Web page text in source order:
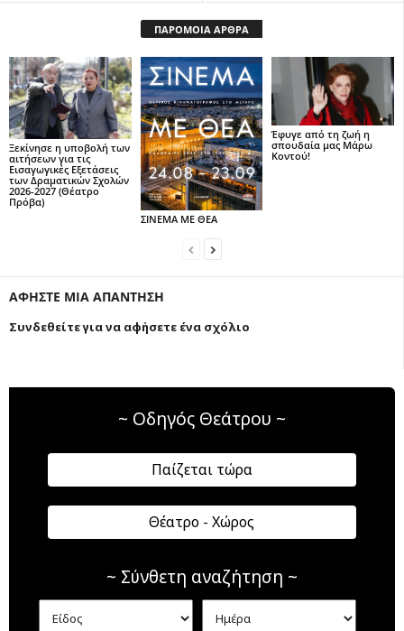
ΠΑΡΟΜΟΙΑ ΑΡΘΡΑ
Ξεκίνησε η υποβολή των
αιτήσεων για τις
Εισαγωγικές Εξετάσεις
των Δραματικών Σχολών
2026-2027 (Θέατρο
Πρόβα)
ΣΙΝΕΜΑ ΜΕ ΘΕΑ
Έφυγε από τη ζωή η
σπουδαία μας Μάρω
Κοντού!
ΑΦΗΣΤΕ ΜΙΑ ΑΠΑΝΤΗΣΗ
Συνδεθείτε για να αφήσετε ένα σχόλιο
~ Οδηγός Θεάτρου ~
Παίζεται τώρα
Θέατρο - Χώρος
~ Σύνθετη αναζήτηση ~